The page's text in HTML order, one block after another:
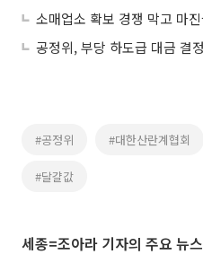
#공정위 #대한산란계협회
#달걀값
세종=조아라 기자의 주요 뉴스